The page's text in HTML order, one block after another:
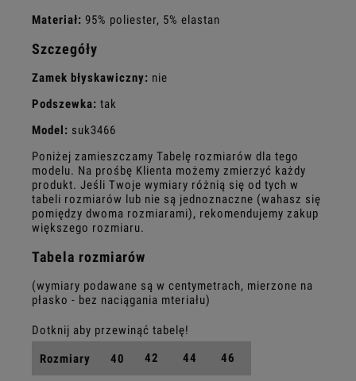
Materiał: 95% poliester, 5% elastan
Szczegóły
Zamek błyskawiczny: nie
Podszewka: tak
Model: suk3466
Poniżej zamieszczamy Tabelę rozmiarów dla tego
modelu. Na prośbę Klienta możemy zmierzyć każdy
produkt. Jeśli Twoje wymiary różnią się od tych w
tabeli rozmiarów lub nie są jednoznaczne (wahasz się
pomiędzy dwoma rozmiarami), rekomendujemy zakup
większego rozmiaru.
Tabela rozmiarów
(wymiary podawane są w centymetrach, mierzone na
płasko - bez naciągania mteriału)
Rozmiary 40 42 44 46